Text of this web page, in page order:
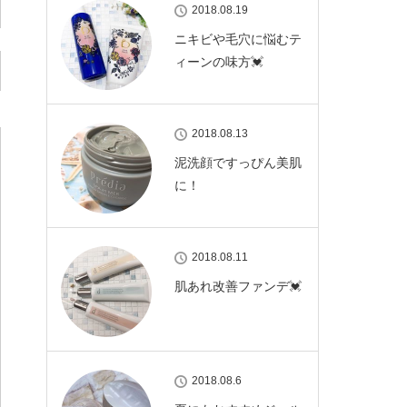
2018.08.19
ニキビや毛穴に悩むテ
ィーンの味方💓
2018.08.13
泥洗顔ですっぴん美肌
に！
2018.08.11
肌あれ改善ファンデ💓
2018.08.6